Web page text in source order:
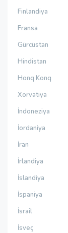
Finlandiya
Fransa
Gürcüstan
Hindistan
Honq Konq
Xorvatiya
İndoneziya
İordaniya
İran
İrlandiya
İslandiya
İspaniya
İsrail
İsveç